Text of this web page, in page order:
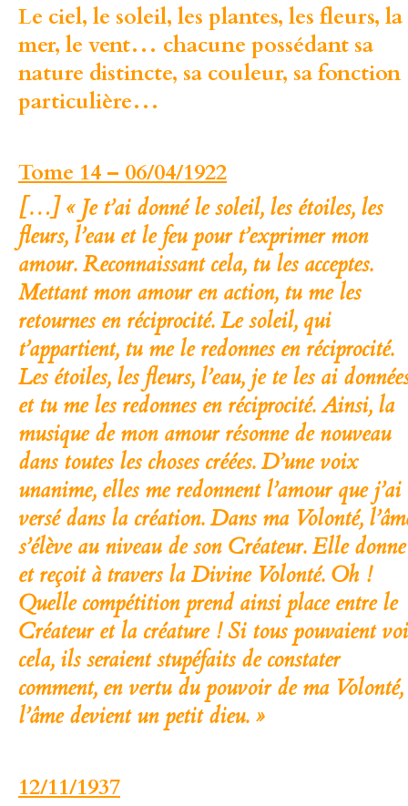
Le ciel, le soleil, les plantes, les fleurs, la
mer, le vent… chacune possédant sa
nature distincte, sa couleur, sa fonction
particulière…
Tome 14 – 06/04/1922
[…] « Je t’ai donné le soleil, les étoiles, les
fleurs, l’eau et le feu pour t’exprimer mon
amour. Reconnaissant cela, tu les acceptes.
Mettant mon amour en action, tu me les
retournes en réciprocité. Le soleil, qui
t’appartient, tu me le redonnes en réciprocité.
Les étoiles, les fleurs, l’eau, je te les ai
et tu me les redonnes en réciprocité. Ainsi, la
musique de mon amour résonne de nouveau
dans toutes les choses créées. D’une voix
unanime, elles me redonnent l’amour que j’ai
versé dans la création. Dans ma Volonté,
s’élève au niveau de son Créateur. Elle donne
et reçoit à travers la Divine Volonté. Oh !
Quelle compétition prend ainsi place entre le
Créateur et la créature ! Si tous pouvaient
cela, ils seraient stupéfaits de constater
comment, en vertu du pouvoir de ma Volonté,
l’âme devient un petit dieu. »
12/11/1937